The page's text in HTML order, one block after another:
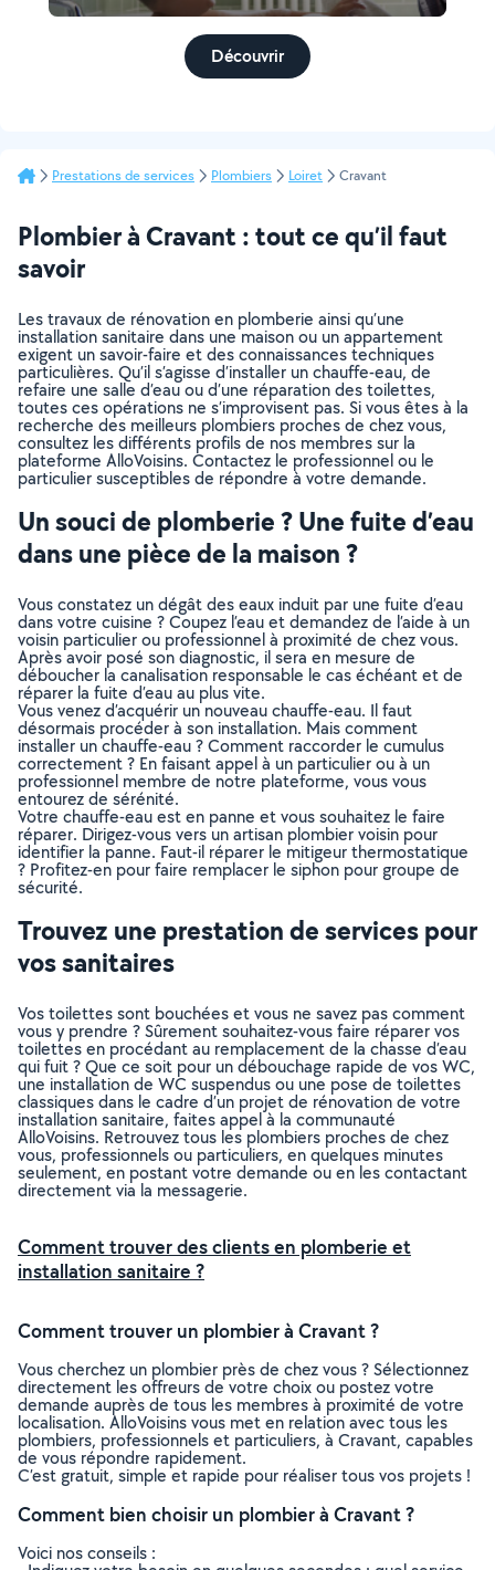
Découvrir
Prestations de services Plombiers Loiret Cravant
Plombier à Cravant : tout ce qu’il faut
savoir
Les travaux de rénovation en plomberie ainsi qu’une
installation sanitaire dans une maison ou un appartement
exigent un savoir-faire et des connaissances techniques
particulières. Qu’il s’agisse d’installer un chauffe-eau, de
refaire une salle d’eau ou d’une réparation des toilettes,
toutes ces opérations ne s’improvisent pas. Si vous êtes à la
recherche des meilleurs plombiers proches de chez vous,
consultez les différents profils de nos membres sur la
plateforme AlloVoisins. Contactez le professionnel ou le
particulier susceptibles de répondre à votre demande.
Un souci de plomberie ? Une fuite d’eau
dans une pièce de la maison ?
Vous constatez un dégât des eaux induit par une fuite d’eau
dans votre cuisine ? Coupez l’eau et demandez de l’aide à un
voisin particulier ou professionnel à proximité de chez vous.
Après avoir posé son diagnostic, il sera en mesure de
déboucher la canalisation responsable le cas échéant et de
réparer la fuite d’eau au plus vite.
Vous venez d’acquérir un nouveau chauffe-eau. Il faut
désormais procéder à son installation. Mais comment
installer un chauffe-eau ? Comment raccorder le cumulus
correctement ? En faisant appel à un particulier ou à un
professionnel membre de notre plateforme, vous vous
entourez de sérénité.
Votre chauffe-eau est en panne et vous souhaitez le faire
réparer. Dirigez-vous vers un artisan plombier voisin pour
identifier la panne. Faut-il réparer le mitigeur thermostatique
? Profitez-en pour faire remplacer le siphon pour groupe de
sécurité.
Trouvez une prestation de services pour
vos sanitaires
Vos toilettes sont bouchées et vous ne savez pas comment
vous y prendre ? Sûrement souhaitez-vous faire réparer vos
toilettes en procédant au remplacement de la chasse d’eau
qui fuit ? Que ce soit pour un débouchage rapide de vos WC,
une installation de WC suspendus ou une pose de toilettes
classiques dans le cadre d’un projet de rénovation de votre
installation sanitaire, faites appel à la communauté
AlloVoisins. Retrouvez tous les plombiers proches de chez
vous, professionnels ou particuliers, en quelques minutes
seulement, en postant votre demande ou en les contactant
directement via la messagerie.
Comment trouver des clients en plomberie et
installation sanitaire ?
Comment trouver un plombier à Cravant ?
Vous cherchez un plombier près de chez vous ? Sélectionnez
directement les offreurs de votre choix ou postez votre
demande auprès de tous les membres à proximité de votre
localisation. AlloVoisins vous met en relation avec tous les
plombiers, professionnels et particuliers, à Cravant, capables
de vous répondre rapidement.
C’est gratuit, simple et rapide pour réaliser tous vos projets !
Comment bien choisir un plombier à Cravant ?
Voici nos conseils :